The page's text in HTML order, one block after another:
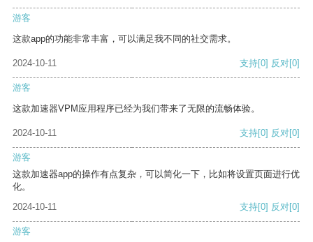
游客
这款app的功能非常丰富，可以满足我不同的社交需求。
2024-10-11 支持[0] 反对[0]
游客
这款加速器VPM应用程序已经为我们带来了无限的流畅体验。
2024-10-11 支持[0] 反对[0]
游客
这款加速器app的操作有点复杂，可以简化一下，比如将设置页面进行优
化。
2024-10-11
支持[0] 反对[0]
游客